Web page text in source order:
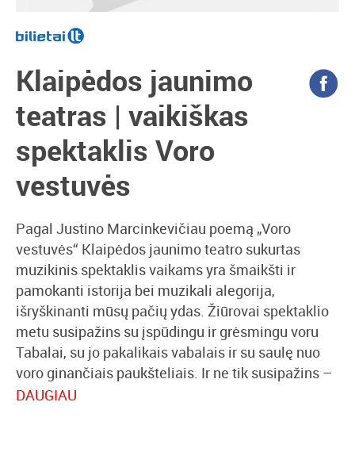
Klaipėdos jaunimo
teatras | vaikiškas
spektaklis Voro
vestuvės
Pagal Justino Marcinkevičiau poemą „Voro
vestuvės“ Klaipėdos jaunimo teatro sukurtas
muzikinis spektaklis vaikams yra šmaikšti ir
pamokanti istorija bei muzikali alegorija,
išryškinanti mūsų pačių ydas. Žiūrovai spektaklio
metu susipažins su įspūdingu ir grėsmingu voru
Tabalai, su jo pakalikais vabalais ir su saulę nuo
voro ginančiais paukšteliais. Ir ne tik susipažins –
visa publika, tiek vaikai, tiek jų tėveliai galės ir
DAUGIAU